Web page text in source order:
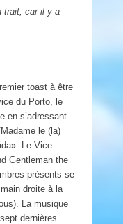
trait, car il y a
toast à être
du Porto, le
en s’adressant
le (la)
Le Vice-
Gentleman the
présents se
droite à la
La musique
dernières